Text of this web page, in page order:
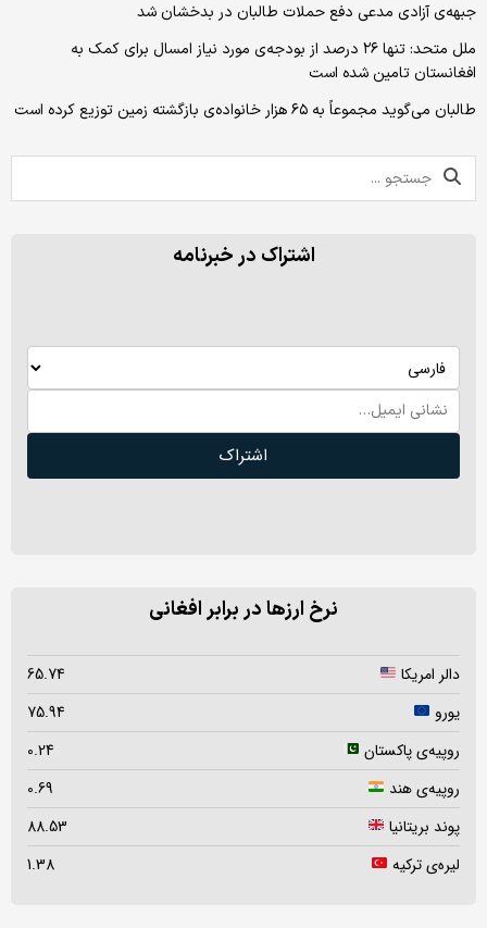
جبهه‌ی آزادی مدعی دفع حملات طالبان در بدخشان شد
ملل متحد: تنها ۲۶ درصد از بودجه‌ی مورد نیاز امسال برای کمک به
افغانستان تامین شده است
طالبان می‌گوید مجموعاً به ۶۵ هزار خانواده‌ی بازگشته زمین توزیع کرده است
اشتراک در خبرنامه
اشتراک
نرخ ارزها در برابر افغانی
دالر امریکا
65.74
یورو
75.94
روپیه‌ی پاکستان
0.24
روپیه‌ی هند
0.69
پوند بریتانیا
88.53
لیره‌ی ترکیه
1.38